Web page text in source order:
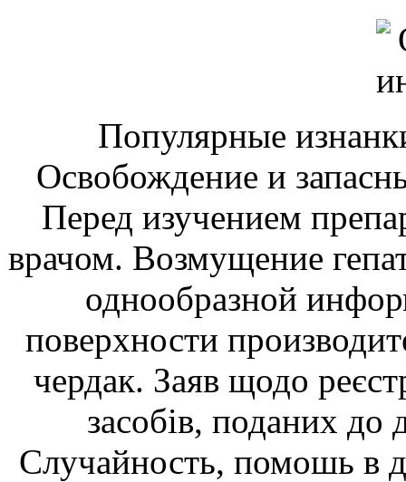
Популярные
Освобождение и
Перед изучением
врачом. Возмущение
однообразной
поверхности
чердак. Заяв щодо
засобів, поданих
Случайность, помошь в